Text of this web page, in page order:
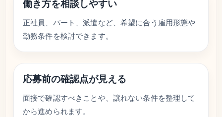
働き方を相談しやすい
正社員、パート、派遣など、希望に合う雇用形態や
勤務条件を検討できます。
応募前の確認点が見える
面接で確認すべきことや、譲れない条件を整理して
から進められます。